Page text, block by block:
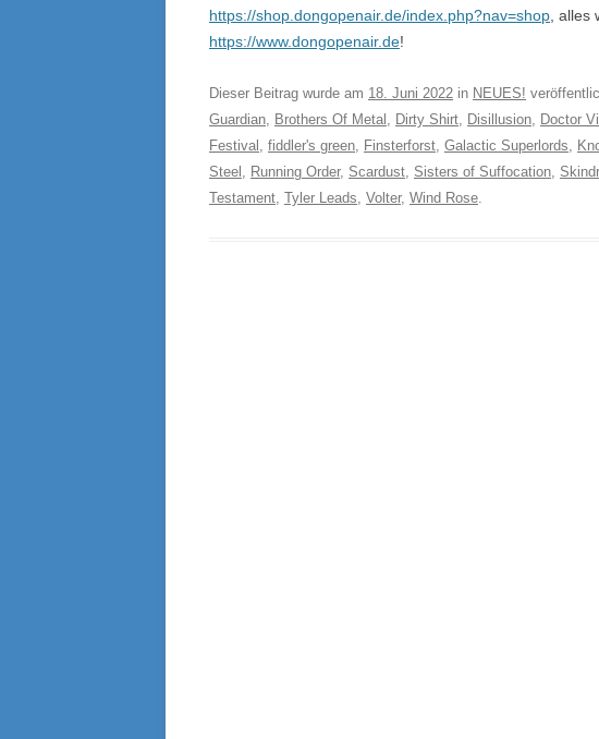
https://shop.dongopenair.de/index.php?nav=shop ,
https://www.dongopenair.de!
Dieser Beitrag wurde am 18. Juni 2022 in NEUES!
Guardian, Brothers Of Metal , Dirty Shirt, Disillusion, Doctor
Festival , fiddler's green, Finsterforst, Galactic Superlords,
Steel , Running Order, Scardust, Sisters of Suffocation,
Testament, Tyler Leads, Volter, Wind Rose.